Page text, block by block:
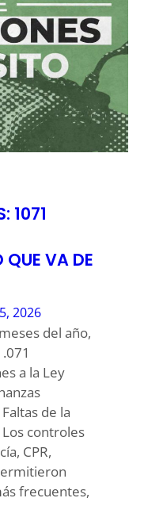
1071
QUE VA DE
2026
del año,
a la Ley
de la
controles
CPR,
frecuentes,